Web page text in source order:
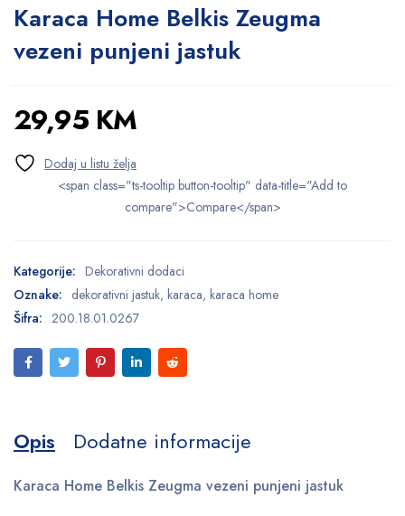
Karaca Home Belkis Zeugma
vezeni punjeni jastuk
29,95 KM
<span class="ts-tooltip button-tooltip" data-title="Add to
compare">Compare</span>
Kategorije: Dekorativni dodaci
Oznake: dekorativni jastuk, karaca, karaca home
Šifra: 200.18.01.0267
Opis Dodatne informacije
Karaca Home Belkis Zeugma vezeni punjeni jastuk